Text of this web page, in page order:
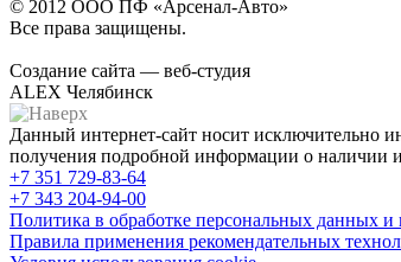
© 2012 ООО ПФ «Арсенал-Авто»
Все права защищены.
Создание сайта — веб-студия
ALEX Челябинск
Данный интернет-сайт носит исключительно
получения подробной информации о наличии и
+7 351 729-83-64
+7 343 204-94-00
Политика в обработке персональных данных и
Правила применения рекомендательных